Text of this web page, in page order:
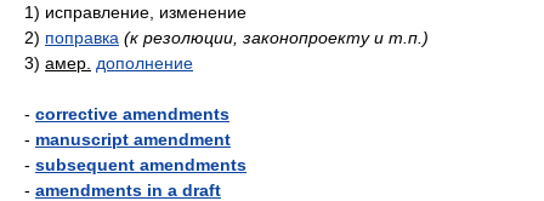
1) исправление, изменение
2) поправка (к резолюции, законопроекту и т.п.)
3) амер. дополнение
- corrective amendments
- manuscript amendment
- subsequent amendments
- amendments in a draft